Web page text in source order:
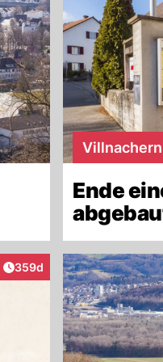
Villnachern
Ende
Artikel veröffentlicht:
359d